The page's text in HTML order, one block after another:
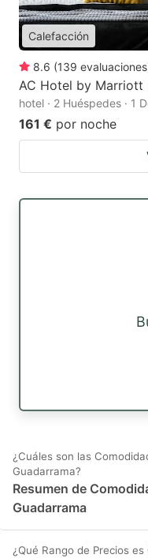
Calefacción
8.6 (139 evaluaciones
AC Hotel by Marriott
hotel · 2 Huéspedes · 1
161 € por noche
¿Cuáles son las
Guadarrama?
Resumen de
Guadarrama
¿Qué Rango de Precios